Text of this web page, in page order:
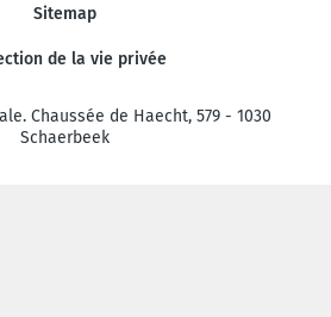
Sitemap
de la vie privée
Chaussée de Haecht, 579 - 1030
Schaerbeek